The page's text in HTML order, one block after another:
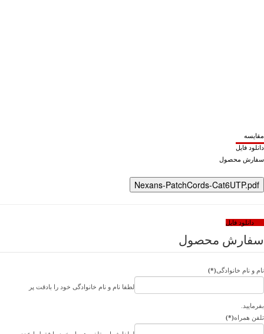
مقایسه
دانلود فایل
سفارش محصول
Nexans-PatchCords-Cat6UTP.pdf
دانلود فایل
سفارش محصول
نام و نام خانوادگی(*)
لطفا نام و نام خانوادگی خود را بادقت پر
بفرمایید.
تلفن همراه(*)